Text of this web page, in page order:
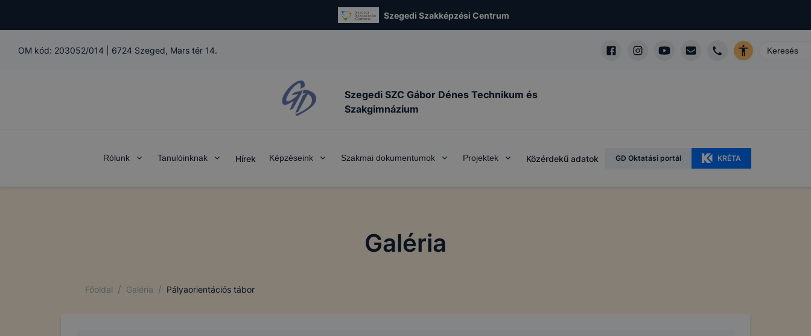
Szegedi Szakképzési Centrum
OM kód: 203052/014 6724 Szeged, Mars tér 14.
Szegedi SZC Gábor Dénes Technikum és
Szakgimnázium
Rólunk Tanulóinknak Hírek Képzéseink Szakmai dokumentumok Projektek Közérdekű adatok GD Oktatási portál KRÉTA
Galéria
Főoldal / Galéria / Pályaorientációs tábor